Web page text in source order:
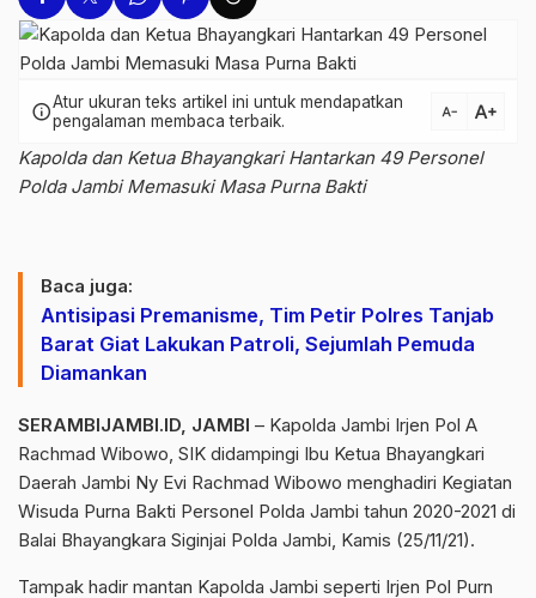
infoAtur ukuran teks artikel ini untuk mendapatkan
pengalaman membaca terbaik.
text_decrease text_increase
Kapolda dan Ketua Bhayangkari Hantarkan 49 Personel
Polda Jambi Memasuki Masa Purna Bakti
Baca juga:
Antisipasi Premanisme, Tim Petir Polres Tanjab
Barat Giat Lakukan Patroli, Sejumlah Pemuda
Diamankan
SERAMBIJAMBI.ID, JAMBI – Kapolda Jambi Irjen Pol A
Rachmad Wibowo, SIK didampingi Ibu Ketua Bhayangkari
Daerah Jambi Ny Evi Rachmad Wibowo menghadiri Kegiatan
Wisuda Purna Bakti Personel Polda Jambi tahun 2020-2021 di
Balai Bhayangkara Siginjai Polda Jambi, Kamis (25/11/21).
Tampak hadir mantan Kapolda Jambi seperti Irjen Pol Purn